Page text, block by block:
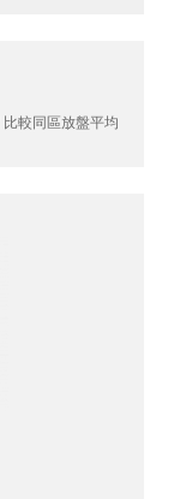
比較同區放盤平均